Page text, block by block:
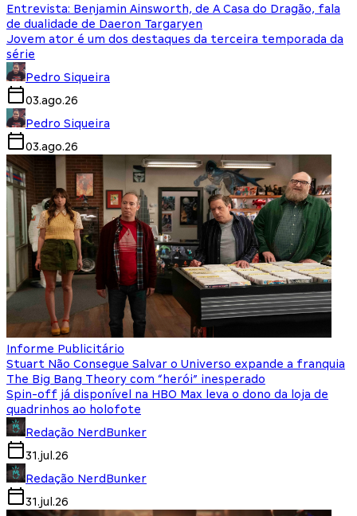
Entrevista: Benjamin Ainsworth, de A Casa do Dragão, fala
de dualidade de Daeron Targaryen
Jovem ator é um dos destaques da terceira temporada da
série
Pedro Siqueira
03.ago.26
Pedro Siqueira
03.ago.26
Informe Publicitário
Stuart Não Consegue Salvar o Universo expande a franquia
The Big Bang Theory com “herói” inesperado
Spin-off já disponível na HBO Max leva o dono da loja de
quadrinhos ao holofote
Redação NerdBunker
31.jul.26
Redação NerdBunker
31.jul.26